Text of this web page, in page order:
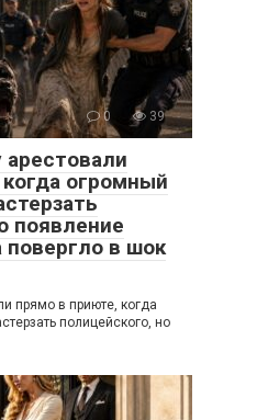
0 39
огромный
появление
повергло в шок
прямо в приюте, когда
полицейского, но